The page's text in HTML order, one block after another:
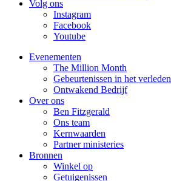
Volg ons
Instagram
Facebook
Youtube
Evenementen
The Million Month
Gebeurtenissen in het verleden
Ontwakend Bedrijf
Over ons
Ben Fitzgerald
Ons team
Kernwaarden
Partner ministeries
Bronnen
Winkel op
Getuigenissen